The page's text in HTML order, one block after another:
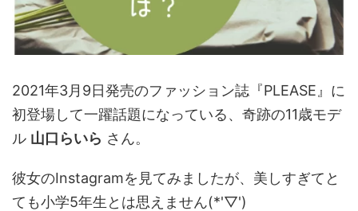
2021年3月9日発売のファッション誌『PLEASE』に
初登場して一躍話題になっている、奇跡の11歳モデ
ル 山口らいら さん。
彼女のInstagramを見てみましたが、美しすぎてと
ても小学5年生とは思えません(*'▽')